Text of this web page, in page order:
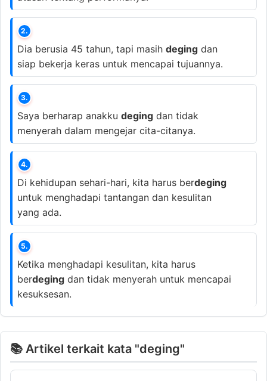
2.
Dia berusia 45 tahun, tapi masih deging dan
siap bekerja keras untuk mencapai tujuannya.
3.
Saya berharap anakku deging dan tidak
menyerah dalam mengejar cita-citanya.
4.
Di kehidupan sehari-hari, kita harus berdeging
untuk menghadapi tantangan dan kesulitan
yang ada.
5.
Ketika menghadapi kesulitan, kita harus
berdeging dan tidak menyerah untuk mencapai
kesuksesan.
📚 Artikel terkait kata "deging"